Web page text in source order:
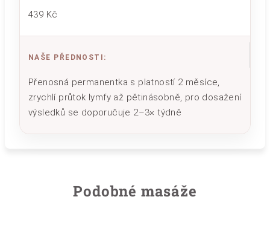
439 Kč
NAŠE PŘEDNOSTI :
Přenosná permanentka s platností 2 měsíce,
zrychlí průtok lymfy až pětinásobně, pro dosažení
výsledků se doporučuje 2–3× týdně
Podobné masáže